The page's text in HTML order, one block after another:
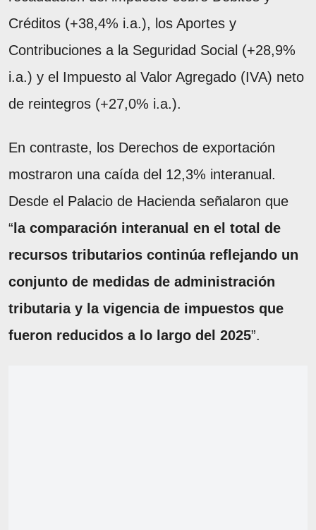
Créditos (+38,4% i.a.), los Aportes y
Contribuciones a la Seguridad Social (+28,9%
i.a.) y el Impuesto al Valor Agregado (IVA) neto
de reintegros (+27,0% i.a.).
En contraste, los Derechos de exportación
mostraron una caída del 12,3% interanual.
Desde el Palacio de Hacienda señalaron que
“ la comparación interanual en el total de
recursos tributarios continúa reflejando un
conjunto de medidas de administración
tributaria y la vigencia de impuestos que
fueron reducidos a lo largo del 2025”.